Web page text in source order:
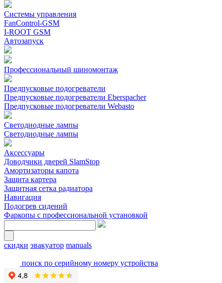
Системы управления
FanControl-GSM
I-ROOT GSM
Автозапуск
Профессиональный шиномонтаж
Предпусковые подогреватели
Предпусковые подогреватели Eberspacher
Предпусковые подогреватели Webasto
Светодиодные лампы
Светодиодные лампы
Аксессуары
Доводчики дверей SlamStop
Амортизаторы капота
Защита картера
Защитная сетка радиатора
Навигация
Подогрев сидений
Фаркопы с профессиональной установкой
скидки эвакуатор manuals
поиск по серийному номеру устройства